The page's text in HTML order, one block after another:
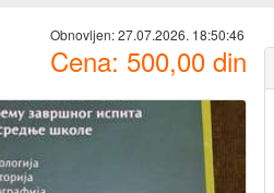
Obnovljen:27.07.2026. 18:50:46
Cena: 500,00 din